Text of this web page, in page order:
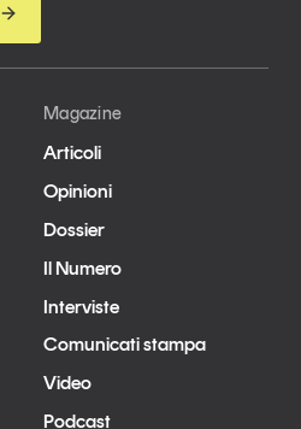
Magazine
Articoli
Opinioni
Dossier
Il Numero
Interviste
Comunicati stampa
Video
Podcast